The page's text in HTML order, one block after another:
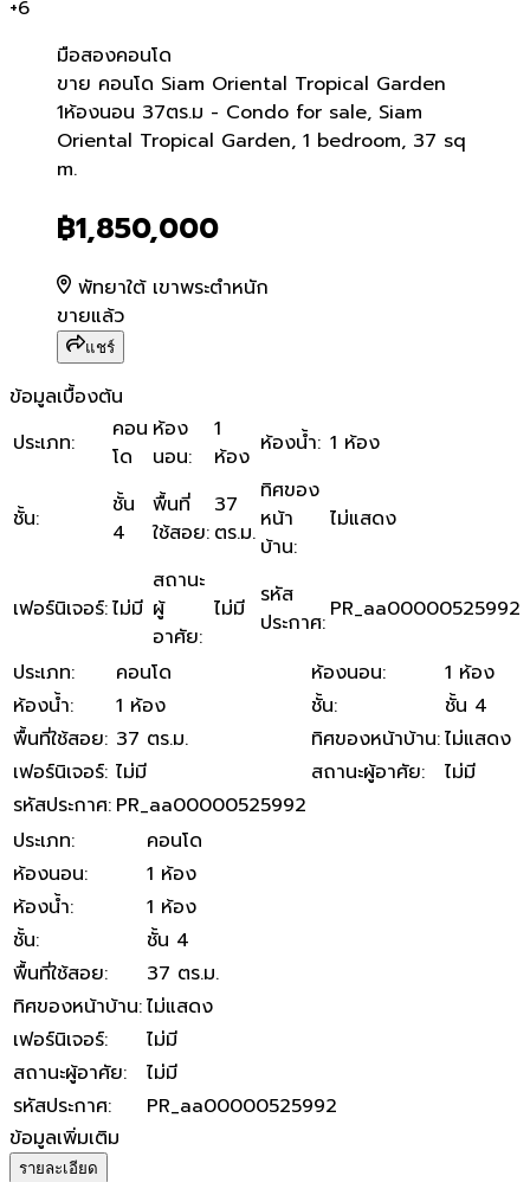
+6
มือสองคอนโด
ขาย คอนโด Siam
ขาย คอนโด Siam Oriental Tropical Garden
1ห้องนอน 37ตร.ม - Condo for sale, Siam
Oriental Tropical Garden, 1 bedroom, 37 sq
m.
฿1,850,000
พัทยาใต้ เขาพระตำหนัก
ขายแล้ว
แชร์
ข้อมูลเบื้องต้น
ประเภท:
คอน
โด
ห้อง
นอน:
1
ห้อง ห้องน้ำ: 1 ห้อง
ชั้น:
ชั้น
4
พื้นที่
ใช้สอย:
37
ตร.ม.
ทิศของ
หน้า
บ้าน:
ไม่แสดง
เฟอร์นิเจอร์:ไม่มี
สถานะ
ผู้
อาศัย:
ไม่มี รหัส
ประกาศ: PR_aa00000525992
ประเภท: คอนโด ห้องนอน:
1 ห้อง
ห้องน้ำ: 1 ห้อง ชั้น:
ชั้น 4
พื้นที่ใช้สอย: 37 ตร.ม. ทิศของหน้าบ้าน:ไม่แสดง
เฟอร์นิเจอร์: ไม่มี สถานะผู้อาศัย:
ไม่มี
รหัสประกาศ: PR_aa00000525992
ประเภท:
คอนโด
ห้องนอน:
1 ห้อง
ห้องน้ำ:
1 ห้อง
ชั้น:
ชั้น 4
พื้นที่ใช้สอย:
37 ตร.ม.
ทิศของหน้าบ้าน:ไม่แสดง
เฟอร์นิเจอร์:
ไม่มี
สถานะผู้อาศัย:
ไม่มี
รหัสประกาศ:
PR_aa00000525992
ข้อมูลเพิ่มเติม
รายละเอียด